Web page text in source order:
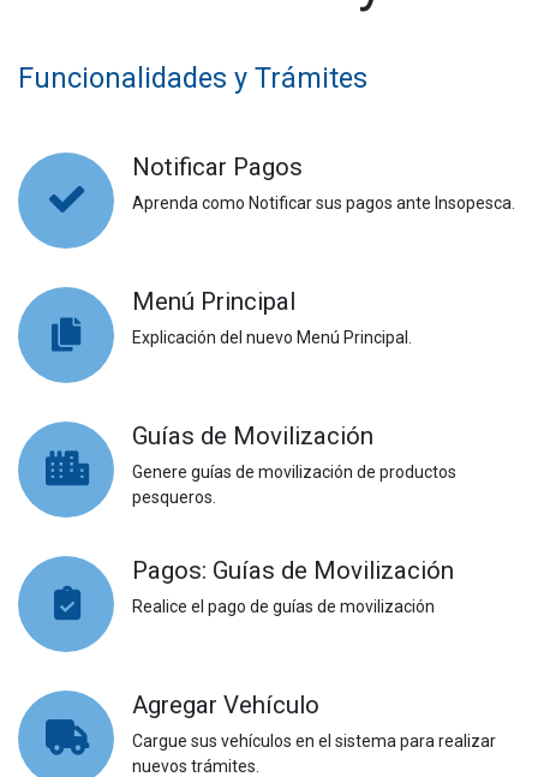
Funcionalidades y Trámites
Notificar Pagos
Aprenda como Notificar sus pagos ante Insopesca.
Menú Principal
Explicación del nuevo Menú Principal.
Guías de Movilización
Genere guías de movilización de productos
pesqueros.
Pagos: Guías de Movilización
Realice el pago de guías de movilización
Agregar Vehículo
Cargue sus vehículos en el sistema para realizar
nuevos trámites.